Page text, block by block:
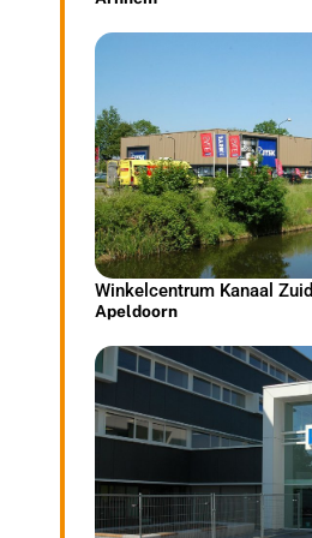
Winkelcentrum Kanaal Zuid
Apeldoorn